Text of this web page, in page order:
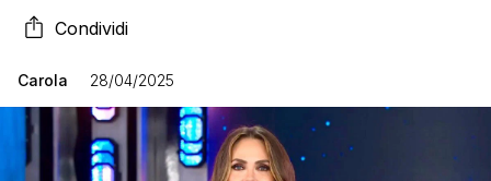
Condividi
Carola 28/04/2025